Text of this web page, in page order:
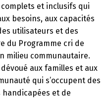
et inclusifs qui
besoins, aux capacités
utilisateurs et des
du Programme cri de
milieu communautaire.
aux familles et aux
qui s’occupent des
et de